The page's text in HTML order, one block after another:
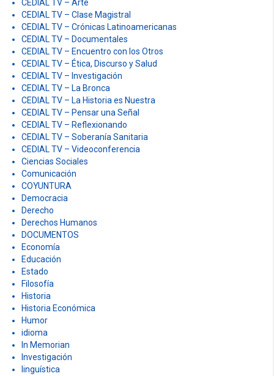
CEDIAL TV – Arte
CEDIAL TV – Clase Magistral
CEDIAL TV – Crónicas Latinoamericanas
CEDIAL TV – Documentales
CEDIAL TV – Encuentro con los Otros
CEDIAL TV – Ética, Discurso y Salud
CEDIAL TV – Investigación
CEDIAL TV – La Bronca
CEDIAL TV – La Historia es Nuestra
CEDIAL TV – Pensar una Señal
CEDIAL TV – Reflexionando
CEDIAL TV – Soberanía Sanitaria
CEDIAL TV – Videoconferencia
Ciencias Sociales
Comunicación
COYUNTURA
Democracia
Derecho
Derechos Humanos
DOCUMENTOS
Economía
Educación
Estado
Filosofía
Historia
Historia Económica
Humor
idioma
In Memorian
Investigación
linguística